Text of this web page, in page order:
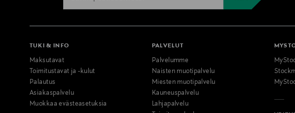
TUKI & INFO
Maksutavat
Toimitustavat ja -kulut
Palautus
Asiakaspalvelu
Muokkaa evästeasetuksia
PALVELUT
Palvelumme
Naisten muotipalvelu
Miesten muotipalvelu
Kauneuspalvelu
Lahjapalvelu